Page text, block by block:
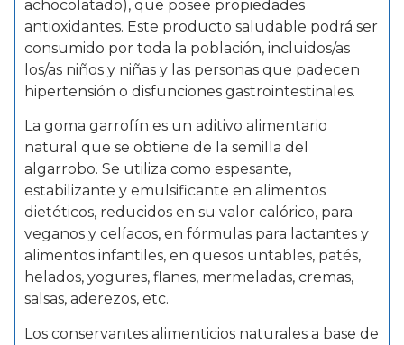
achocolatado), que posee propiedades
antioxidantes. Este producto saludable podrá ser
consumido por toda la población, incluidos/as
los/as niños y niñas y las personas que padecen
hipertensión o disfunciones gastrointestinales.
La goma garrofín es un aditivo alimentario
natural que se obtiene de la semilla del
algarrobo. Se utiliza como espesante,
estabilizante y emulsificante en alimentos
dietéticos, reducidos en su valor calórico, para
veganos y celíacos, en fórmulas para lactantes y
alimentos infantiles, en quesos untables, patés,
helados, yogures, flanes, mermeladas, cremas,
salsas, aderezos, etc.
Los conservantes alimenticios naturales a base de